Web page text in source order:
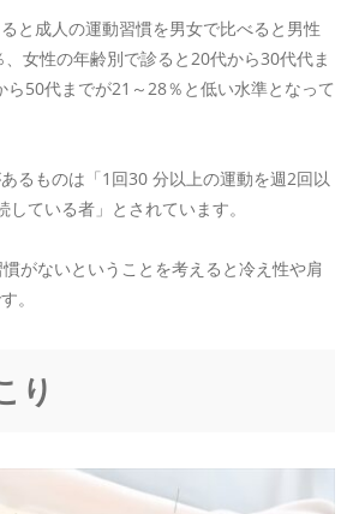
と成人の運動習慣を男女で比べると男性
女性の年齢別で診ると20代から30代代ま
ら50代までが21～28％と低い水準となって
るものは「1回30 分以上の運動を週2回以
ている者」とされています。
がないということを考えると冷え性や肩
。
り